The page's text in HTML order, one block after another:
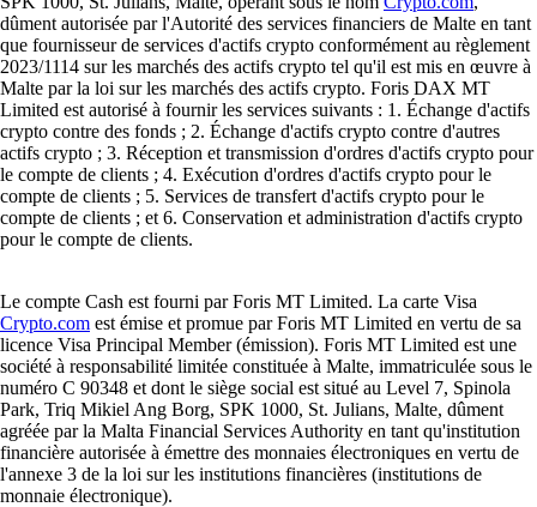
dûment autorisée par l'Autorité des services financiers de Malte en tant
que fournisseur de services d'actifs crypto conformément au règlement
2023/1114 sur les marchés des actifs crypto tel qu'il est mis en œuvre à
Malte par la loi sur les marchés des actifs crypto. Foris DAX MT
Limited est autorisé à fournir les services suivants : 1. Échange d'actifs
crypto contre des fonds ; 2. Échange d'actifs crypto contre d'autres
actifs crypto ; 3. Réception et transmission d'ordres d'actifs crypto pour
le compte de clients ; 4. Exécution d'ordres d'actifs crypto pour le
compte de clients ; 5. Services de transfert d'actifs crypto pour le
compte de clients ; et 6. Conservation et administration d'actifs crypto
pour le compte de clients.
Le compte Cash est fourni par Foris MT Limited. La carte Visa
Crypto.com est émise et promue par Foris MT Limited en vertu de sa
licence Visa Principal Member (émission). Foris MT Limited est une
société à responsabilité limitée constituée à Malte, immatriculée sous le
numéro C 90348 et dont le siège social est situé au Level 7, Spinola
Park, Triq Mikiel Ang Borg, SPK 1000, St. Julians, Malte, dûment
agréée par la Malta Financial Services Authority en tant qu'institution
financière autorisée à émettre des monnaies électroniques en vertu de
l'annexe 3 de la loi sur les institutions financières (institutions de
monnaie électronique).